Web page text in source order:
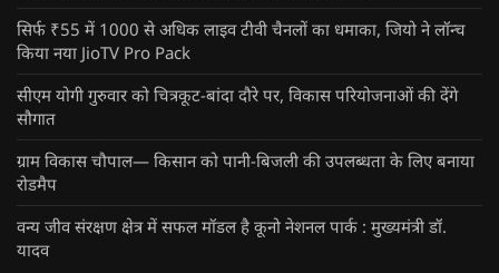
सिर्फ ₹55 में 1000 से अधिक लाइव टीवी चैनलों का धमाका, जियो ने लॉन्च
किया नया JioTV Pro Pack
सीएम योगी गुरुवार को चित्रकूट-बांदा दौरे पर, विकास परियोजनाओं की देंगे
सौगात
ग्राम विकास चौपाल— किसान को पानी-बिजली की उपलब्धता के लिए बनाया
रोडमैप
वन्य जीव संरक्षण क्षेत्र में सफल मॉडल है कूनो नेशनल पार्क : मुख्यमंत्री डॉ.
यादव